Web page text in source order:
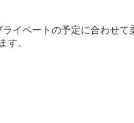
イベートの予定に合わせて
す。